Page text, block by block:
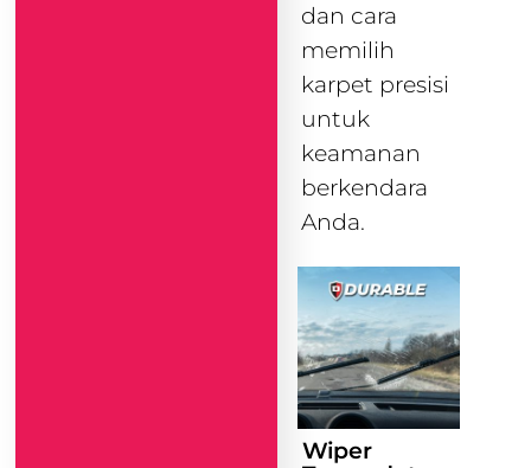
dan cara
memilih
karpet presisi
untuk
keamanan
berkendara
Anda.
Wiper